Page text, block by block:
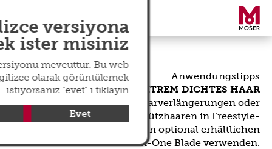
Anwendungstipps
EXTENSIONS / EXTREM DICHTES HAAR
Zum Einschneiden von Haarverlängerungen oder
zum Einarbeiten von Stützhaaren in Freestyle-
Technik können Sie den optional erhältlichen
Schneidsatz All-in-One Blade verwenden.
versiyona
ister misiniz?
mevcuttur. Bu web
olarak görüntülemek
istiyorsanız "evet" i tıklayın
Evet